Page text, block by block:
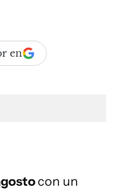
en
con un